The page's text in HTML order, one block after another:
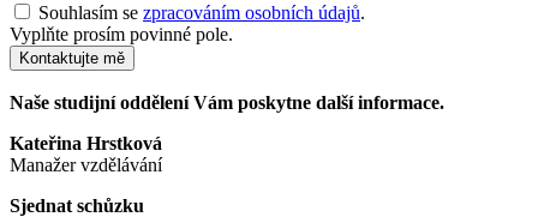
Souhlasím se zpracováním osobních údajů.
Vyplňte prosím povinné pole.
Kontaktujte mě
Naše studijní oddělení Vám poskytne další informace.
Kateřina Hrstková
Manažer vzdělávání
Sjednat schůzku